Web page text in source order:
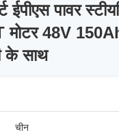
ईपीएस पावर
मोटर 48V
के साथ
चीन